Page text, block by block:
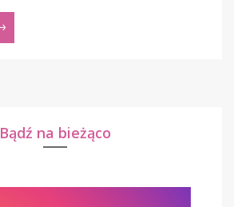
Bądź na bieżąco